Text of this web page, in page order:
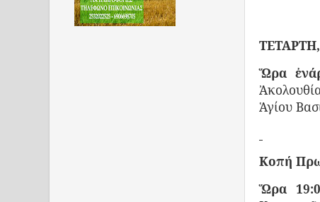
ΤΕΤΑΡΤΗ,
Ὥρα
Ἁγίου
Κοπή
Ὥρα